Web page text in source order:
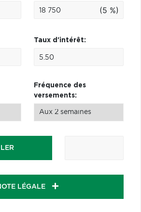
(5 %)
Taux d'intérêt:
Fréquence des
versements:
LÉGALE